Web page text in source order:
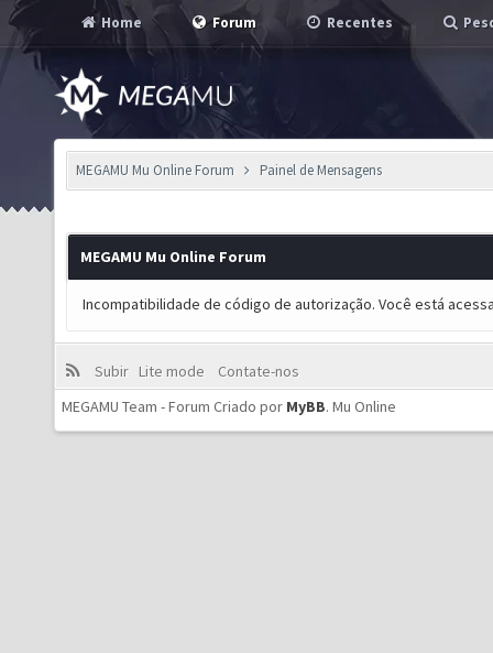
Home Forum Recentes
MEGAMU Mu Online Forum Painel de Mensagens
MEGAMU Mu Online Forum
Incompatibilidade de código de autorização. Você está
Subir Lite mode
Contate-nos
MEGAMU Team - Forum Criado por MyBB. Mu Online